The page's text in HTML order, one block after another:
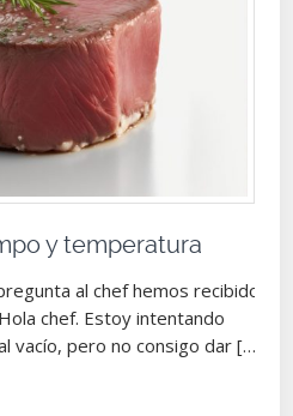
y temperatura
al chef hemos recibido
chef. Estoy intentando
vacío, pero no consigo dar […]